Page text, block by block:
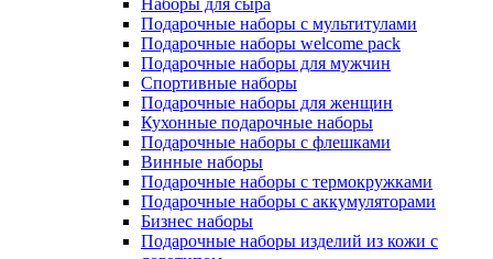
Наборы для сыра
Подарочные наборы с мультитулами
Подарочные наборы welcome pack
Подарочные наборы для мужчин
Спортивные наборы
Подарочные наборы для женщин
Кухонные подарочные наборы
Подарочные наборы с флешками
Винные наборы
Подарочные наборы с термокружками
Подарочные наборы с аккумуляторами
Бизнес наборы
Подарочные наборы изделий из кожи с